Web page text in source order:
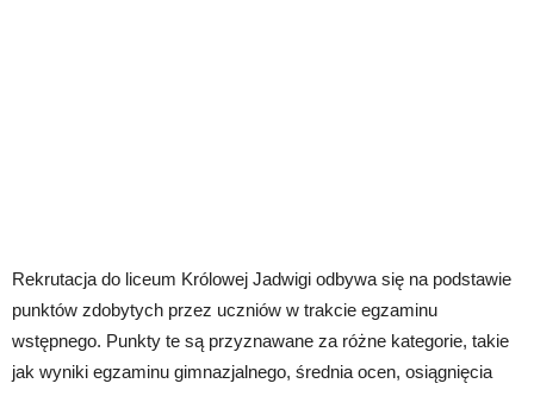
Rekrutacja do liceum Królowej Jadwigi odbywa się na podstawie
punktów zdobytych przez uczniów w trakcie egzaminu
wstępnego. Punkty te są przyznawane za różne kategorie, takie
jak wyniki egzaminu gimnazjalnego, średnia ocen, osiągnięcia